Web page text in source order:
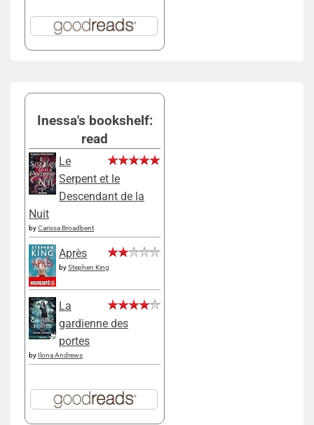
Inessa's bookshelf:
read
Le
Serpent et le
Descendant de la
Nuit
byCarissa Broadbent
Après
byStephen King
La
gardienne des
portes
by Ilona Andrews